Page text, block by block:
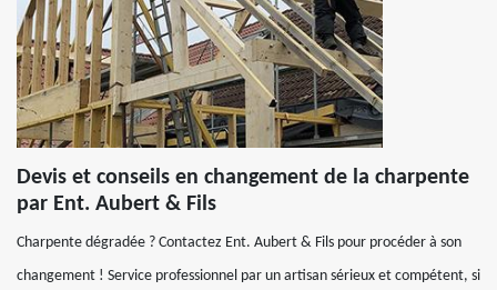
Devis et conseils en changement de la charpente
par Ent. Aubert & Fils
Charpente dégradée ? Contactez Ent. Aubert & Fils pour procéder à son
changement ! Service professionnel par un artisan sérieux et compétent, si